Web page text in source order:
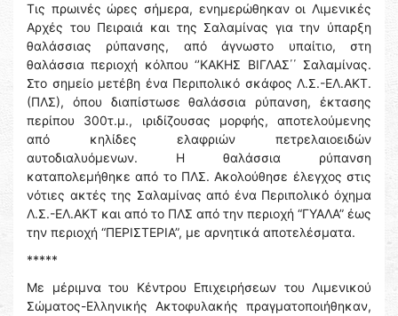
Τις πρωινές ώρες σήμερα, ενημερώθηκαν οι Λιμενικές
Αρχές του Πειραιά και της Σαλαμίνας για την ύπαρξη
θαλάσσιας ρύπανσης, από άγνωστο υπαίτιο, στη
θαλάσσια περιοχή κόλπου ‘’ΚΑΚΗΣ ΒΙΓΛΑΣ΄΄ Σαλαμίνας.
Στο σημείο μετέβη ένα Περιπολικό σκάφος Λ.Σ.-ΕΛ.ΑΚΤ.
(ΠΛΣ), όπου διαπίστωσε θαλάσσια ρύπανση, έκτασης
περίπου 300τ.μ., ιριδίζουσας μορφής, αποτελούμενης
από κηλίδες ελαφριών πετρελαιοειδών
αυτοδιαλυόμενων. Η θαλάσσια ρύπανση
καταπολεμήθηκε από το ΠΛΣ. Ακολούθησε έλεγχος στις
νότιες ακτές της Σαλαμίνας από ένα Περιπολικό όχημα
Λ.Σ.-ΕΛ.ΑΚΤ και από το ΠΛΣ από την περιοχή “ΓΥΑΛΑ” έως
την περιοχή “ΠΕΡΙΣΤΕΡΙΑ”, με αρνητικά αποτελέσματα.
*****
Με μέριμνα του Κέντρου Επιχειρήσεων του Λιμενικού
Σώματος-Ελληνικής Ακτοφυλακής πραγματοποιήθηκαν,